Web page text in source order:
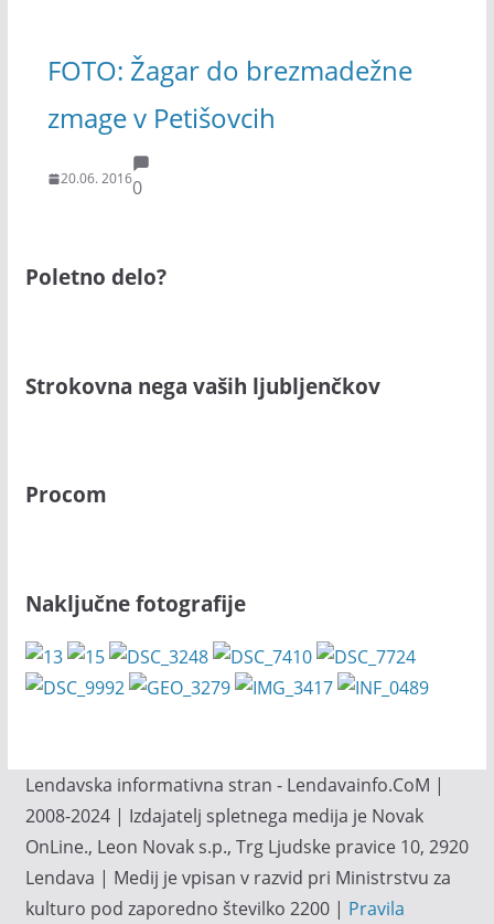
FOTO: Žagar do brezmadežne
zmage v Petišovcih
20.06. 20160
Poletno delo?
Strokovna nega vaših ljubljenčkov
Procom
Naključne fotografije
Lendavska informativna stran - Lendavainfo.CoM |
2008-2024 | Izdajatelj spletnega medija je Novak
OnLine., Leon Novak s.p., Trg Ljudske pravice 10, 2920
Lendava | Medij je vpisan v razvid pri Ministrstvu za
kulturo pod zaporedno številko 2200 | Pravila